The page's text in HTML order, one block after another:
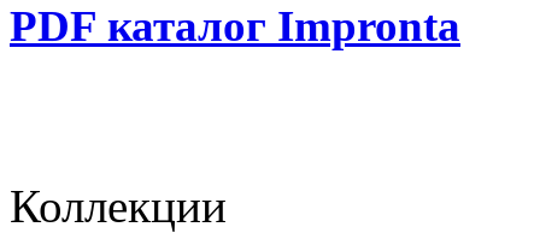
PDF каталог Impronta
Коллекции